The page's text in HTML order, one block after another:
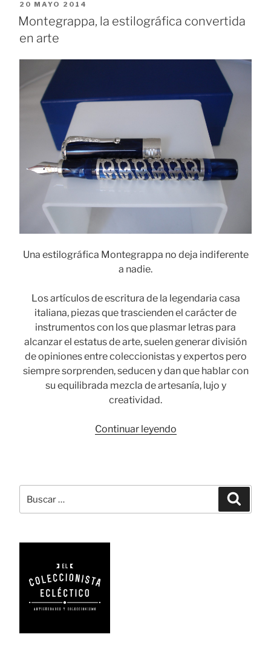
PUBLICADO
EL
20 MAYO 2014
Montegrappa, la estilográfica convertida
en arte
Una estilográfica Montegrappa no deja indiferente
a nadie.
Los artículos de escritura de la legendaria casa
italiana, piezas que trascienden el carácter de
instrumentos con los que plasmar letras para
alcanzar el estatus de arte, suelen generar división
de opiniones entre coleccionistas y expertos pero
siempre sorprenden, seducen y dan que hablar con
su equilibrada mezcla de artesanía, lujo y
creatividad.
Continuar leyendo«Montegrappa,
en
por: